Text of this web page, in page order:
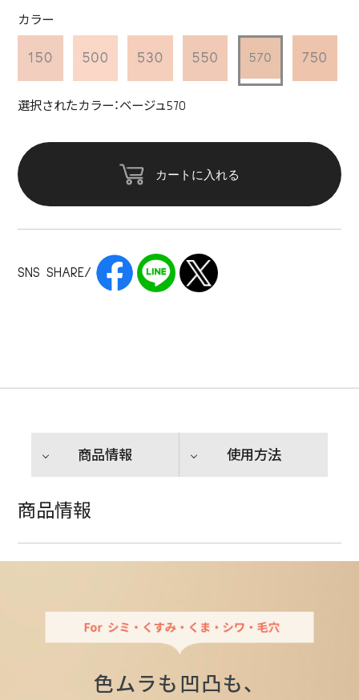
カラー
選択されたカラー：ベージュ570
カートに入れる
SNS SHARE/
商品情報 使用方法
商品情報
色ムラも凹凸も、